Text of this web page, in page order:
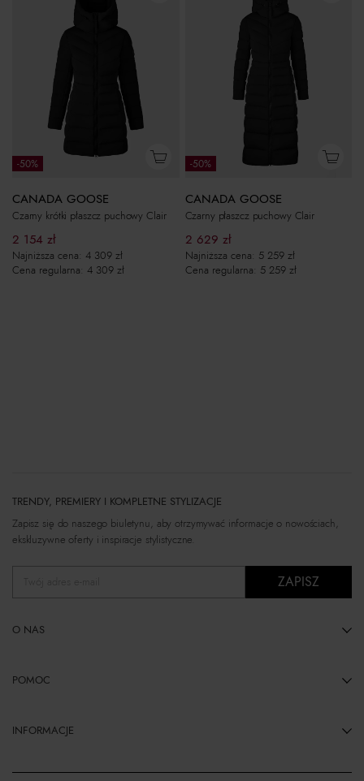
-50%
CANADA GOOSE
Czarny krótki płaszcz puchowy Clair
2 154 zł
Najniższa cena: 4 309 zł
Cena regularna: 4 309 zł
-50%
CANADA GOOSE
Czarny płaszcz puchowy Clair
2 629 zł
Najniższa cena: 5 259 zł
Cena regularna: 5 259 zł
TRENDY, PREMIERY I KOMPLETNE STYLIZACJE
Zapisz się do naszego biuletynu, aby otrzymywać informacje o nowościach,
ekskluzywne oferty i inspiracje stylistyczne.
ZAPISZ
O NAS
POMOC
INFORMACJE